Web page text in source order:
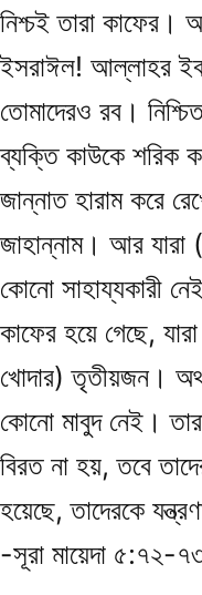
নিশ্চই তারা কাফের।
ইসরাঈল! আল্লাহর
তোমাদেরও রব।
ব্যক্তি কাউকে শরিক
জান্নাত হারাম করে
জাহান্নাম। আর যারা
কোনো সাহায্যকারী
কাফের হয়ে গেছে,
খোদার) তৃতীয়জন।
কোনো মাবুদ নেই।
বিরত না হয়, তবে
হয়েছে, তাদেরকে
-সূরা মায়েদা ৫:৭২-